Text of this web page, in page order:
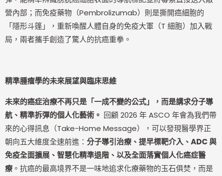
營內部；而免疫藥物（Pembrolizumab）則是撕開癌細胞的
「隱形斗篷」，重新喚醒人體自身的免疫大軍（T 細胞）加入戰
局，兩者攜手創造了驚人的抗癌重拳。
精準腫瘤學的未來展望與臨床思維
未來的癌症治療不再只是「一成不變的公式」，而是講求分子導
航、精準拆彈的個人化藝術。 回顧 2026 年 ASCO 年會為我們帶
來的心得訊息（Take-Home Message），可以發現醫學界正
朝向五大維度全速前進： 分子導引治療、提早標靶介入、ADC 與
免疫全面擴展、智慧化精準退階、以及全面落實個人化癌症醫
療 。抗癌的最高境界不是一味地追求化療藥物的玉石俱焚，而是